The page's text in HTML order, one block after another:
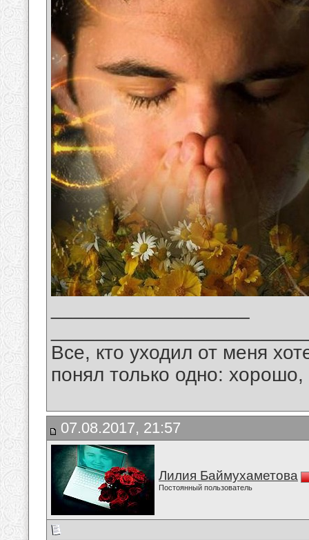
Все, кто уходил от меня
понял только одно:
07.08.2017, 21:57
Лилия Баймухаметова
Постоянный пользователь